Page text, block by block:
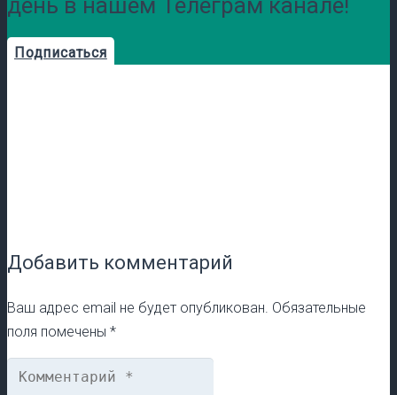
день в нашем Телеграм канале!
Подписаться
Добавить комментарий
Ваш адрес email не будет опубликован. Обязательные
поля помечены *